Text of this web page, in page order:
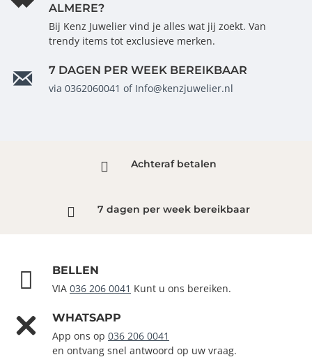
ALMERE?
Bij Kenz Juwelier vind je alles wat jij zoekt. Van
trendy items tot exclusieve merken.
7 DAGEN PER WEEK BEREIKBAAR
via 0362060041 of Info@kenzjuwelier.nl
Achteraf betalen
7 dagen per week bereikbaar
BELLEN
VIA 036 206 0041 Kunt u ons bereiken.
WHATSAPP
App ons op 036 206 0041
en ontvang snel antwoord op uw vraag.